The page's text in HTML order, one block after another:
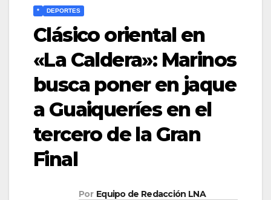
* DEPORTES
Clásico oriental en
«La Caldera»: Marinos
busca poner en jaque
a Guaiqueríes en el
tercero de la Gran
Final
Por Equipo de Redacción LNA